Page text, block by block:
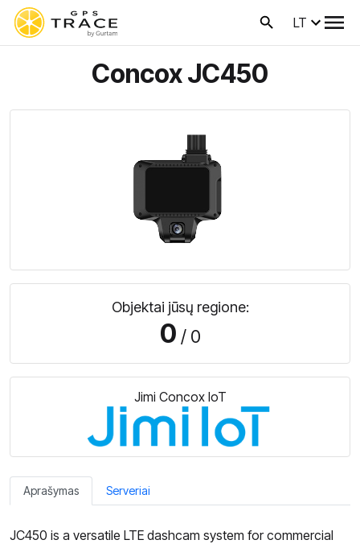
LT
Concox JC450
Objektai jūsų regione:
0 / 0
Jimi Concox IoT
Aprašymas Serveriai
JC450 is a versatile LTE dashcam system for commercial